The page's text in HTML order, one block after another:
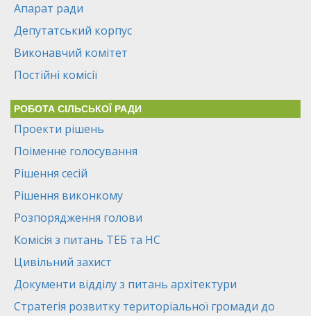
Апарат ради
Депутатський корпус
Виконавчий комітет
Постійні комісії
РОБОТА СІЛЬСЬКОЇ РАДИ
Проекти рішень
Поіменне голосування
Рішення сесій
Рішення виконкому
Розпорядження голови
Комісія з питань ТЕБ та НС
Цивільний захист
Документи відділу з питань архітектури
Стратегія розвитку територіальної громади до